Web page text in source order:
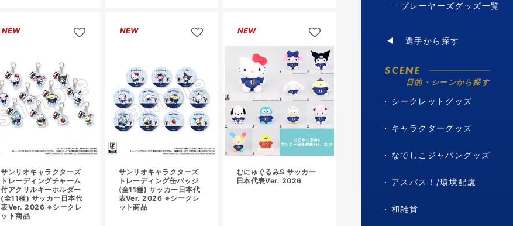
NEW
サンリオキャラクターズ
トレーディングチャーム
付アクリルキーホルダー
(全11種) サッカー日本代
表Ver. 2026 ※シークレ
ット商品
NEW
サンリオキャラクターズ
トレーディング缶バッジ
(全11種) サッカー日本代
表Ver. 2026 ※シークレ
ット商品
NEW
むにゅぐるみS サッカー
日本代表Ver. 2026
プレーヤーズグッズ一覧
選手から探す
SCENE
目的・シーンから探す
シークレットグッズ
キャラクターグッズ
なでしこジャパングッズ
アスパス！/環境配慮
和雑貨